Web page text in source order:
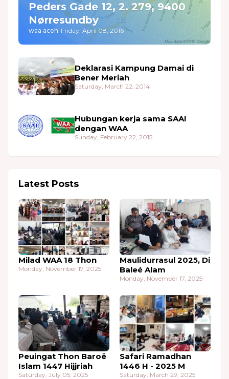
Peders Gade 12, 2. 279, 9400
Nørresundby
waa aceh-Friday, April 08, 2016
Deklarasi Kampung Damai di
Bener Meriah
Saturday, March 22, 2014
Hubungan kerja sama SAAI
dengan WAA
Sunday, February 22, 2015
Latest Posts
Milad WAA 18 Thon
Monday, November 17, 2025
Maulidurrasul 2025, Di
Baleé Alam
Monday, November 17, 2025
Peuingat Thon Baroë
Islam 1447 Hijjriah
Saturday, July 05, 2025
Safari Ramadhan
1446 H - 2025 M
Saturday, March 29, 2025